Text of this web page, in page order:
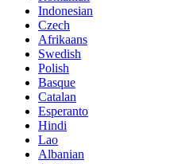
Indonesian
Czech
Afrikaans
Swedish
Polish
Basque
Catalan
Esperanto
Hindi
Lao
Albanian